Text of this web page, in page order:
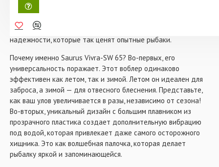
- Длина: 65 мм
- Вес: 15 гр
- Тип плавучести: тонущий
- Цвет: 420
приманка, это настоящий ключ к улову, который заставит
японского бренда Saurus — воплощение инноваций и
надежности, которые так ценят опытные рыбаки.
Почему именно Saurus Vivra-SW 65? Во-первых, его
универсальность поражает. Этот воблер одинаково
эффективен как летом, так и зимой. Летом он идеален для
заброса, а зимой — для отвесного блеснения. Представьте,
как ваш улов увеличивается в разы, независимо от сезона!
Во-вторых, уникальный дизайн с большим плавником из
прозрачного пластика создает дополнительную вибрацию
под водой, которая привлекает даже самого осторожного
хищника. Это как волшебная палочка, которая делает
рыбалку яркой и запоминающейся.